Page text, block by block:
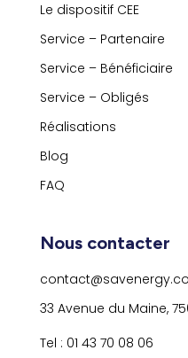
Le dispositif CEE
Service – Partenaire
Service – Bénéficiaire
Service – Obligés
Réalisations
Blog
FAQ
Nous contacter
33 Avenue du Maine,
Tel : 01 43 70 08 06